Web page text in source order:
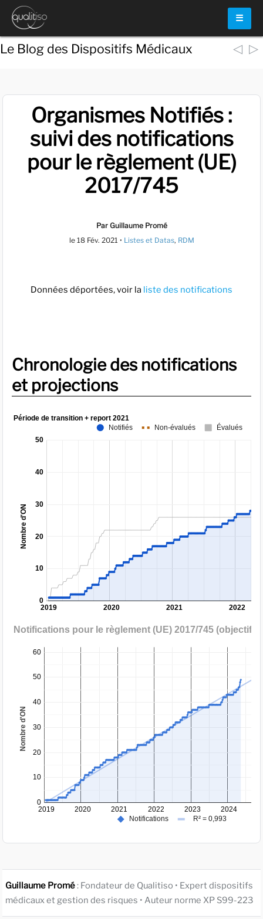
☰
Le Blog des Dispositifs Médicaux ◁ ▷
Organismes Notifiés :
suivi des notifications
pour le règlement (UE)
2017/745
Par Guillaume Promé
le 18 Fév. 2021 • Listes et Datas, RDM
Données déportées, voir la liste des notifications
Chronologie des notifications
et projections
Guillaume Promé: Fondateur de Qualitiso • Expert dispositifs
médicaux et gestion des risques • Auteur norme XP S99-223